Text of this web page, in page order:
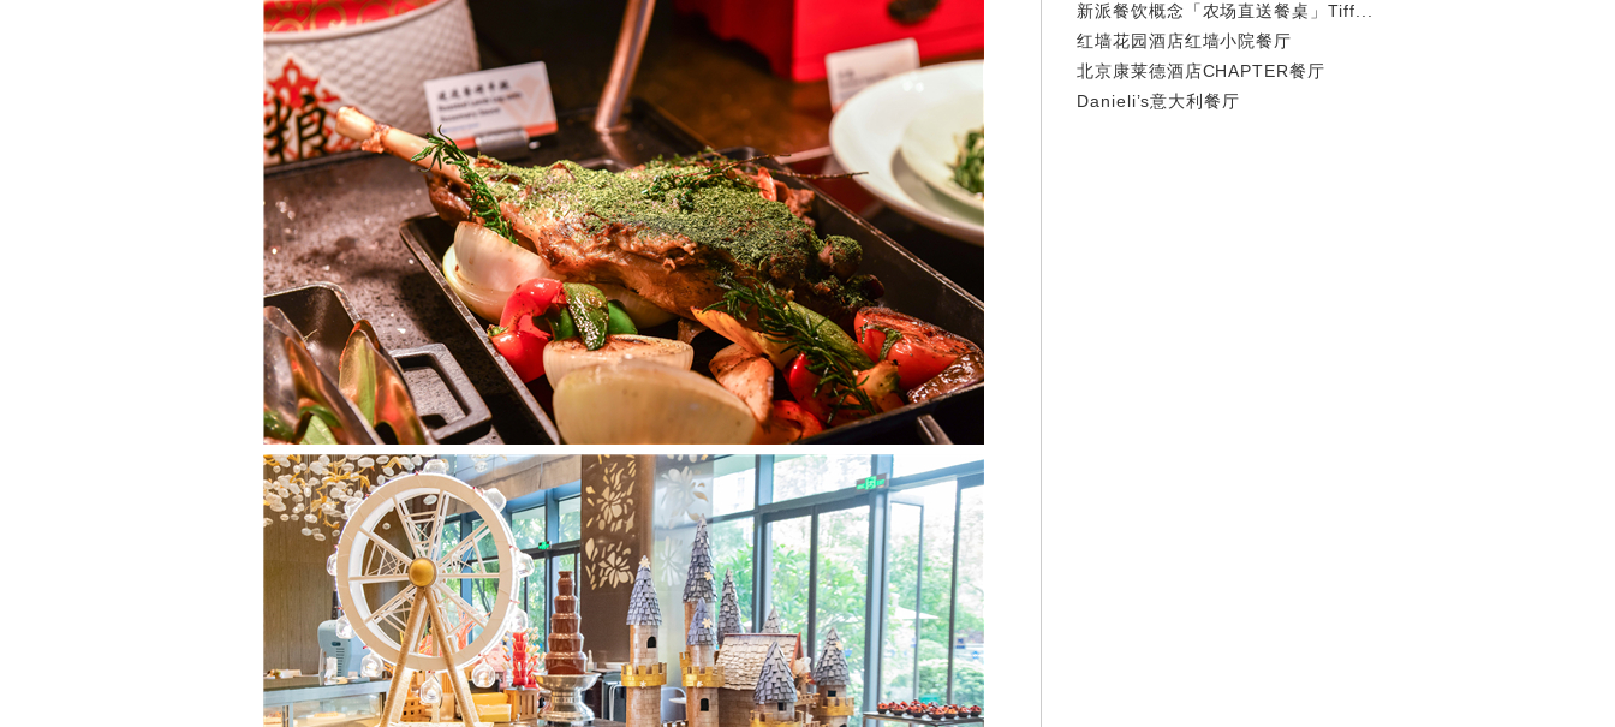
新派餐饮概念「农场直送餐桌」Tiff...
红墙花园酒店红墙小院餐厅
北京康莱德酒店CHAPTER餐厅
Danieli’s意大利餐厅